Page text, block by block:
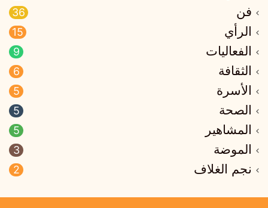
فن 36
الرأي 15
الفعاليات 9
الثقافة 6
الأسرة 5
الصحة 5
المشاهير 5
الموضة 3
نجم الغلاف 2